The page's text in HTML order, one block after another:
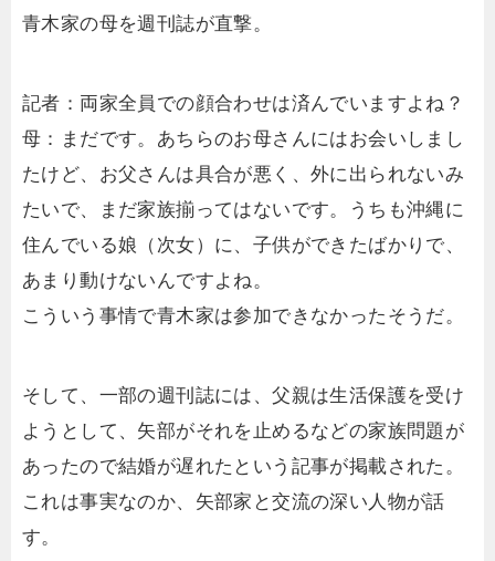
青木家の母を週刊誌が直撃。
記者：両家全員での顔合わせは済んでいますよね？
母：まだです。あちらのお母さんにはお会いしまし
たけど、お父さんは具合が悪く、外に出られないみ
たいで、まだ家族揃ってはないです。うちも沖縄に
住んでいる娘（次女）に、子供ができたばかりで、
あまり動けないんですよね。
こういう事情で青木家は参加できなかったそうだ。
そして、一部の週刊誌には、父親は生活保護を受け
ようとして、矢部がそれを止めるなどの家族問題が
あったので結婚が遅れたという記事が掲載された。
これは事実なのか、矢部家と交流の深い人物が話
す。